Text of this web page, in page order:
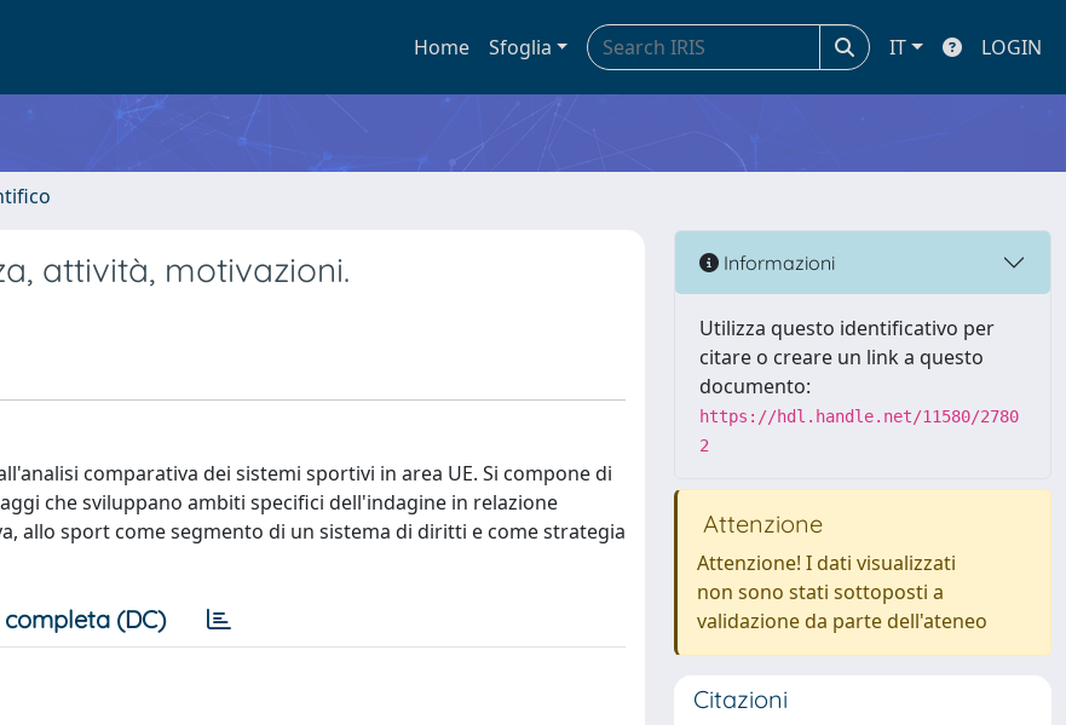
Home Sfoglia IT LOGIN
attività, motivazioni.
comparativa dei sistemi sportivi in area UE. Si compone di
che sviluppano ambiti specifici dell'indagine in relazione
allo sport come segmento di un sistema di diritti e come strategia
completa (DC)
Informazioni
Utilizza questo identificativo per
citare o creare un link a questo
documento:
https://hdl.handle.net/11580/2780
2
Attenzione
Attenzione! I dati visualizzati
non sono stati sottoposti a
validazione da parte dell'ateneo
Citazioni